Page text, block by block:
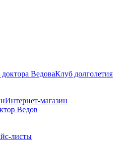
Клуб долголетия
Интернет-магазин
Ведов
листы